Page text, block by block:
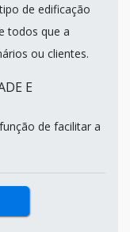
de edificação
todos que a
ou clientes.
E
de facilitar a